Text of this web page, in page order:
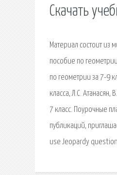
Скачать
Материал состоит из
пособие по
по геометрии за 7-9
класса, Л.С.
7 класс. Поурочные
публикаций,
use Jeopardy